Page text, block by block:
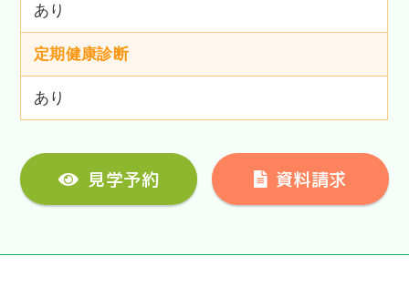
あり
定期健康診断
あり
見学予約 資料請求